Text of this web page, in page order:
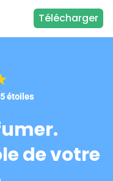
Télécharger
étoiles
de votre